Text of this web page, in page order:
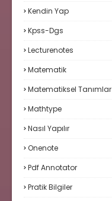
Kendin Yap
Kpss-Dgs
Lecturenotes
Matematik
Matematiksel Tanımlar
Mathtype
Nasıl Yapılır
Onenote
Pdf Annotator
Pratik Bilgiler